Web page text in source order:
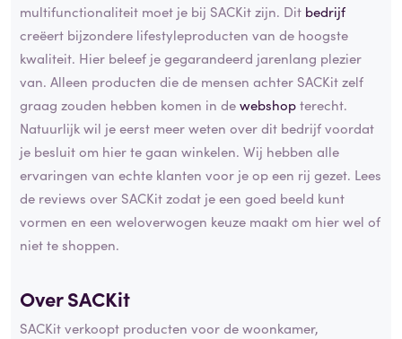
multifunctionaliteit moet je bij SACKit zijn. Dit bedrijf
creëert bijzondere lifestyleproducten van de hoogste
kwaliteit. Hier beleef je gegarandeerd jarenlang plezier
van. Alleen producten die de mensen achter SACKit zelf
graag zouden hebben komen in dewebshopterecht.
Natuurlijk wil je eerst meer weten over dit bedrijf voordat
je besluit om hier te gaan winkelen. Wij hebben alle
ervaringen van echte klanten voor je op een rij gezet. Lees
de reviews over SACKit zodat je een goed beeld kunt
vormen en een weloverwogen keuze maakt om hier wel of
niet te shoppen.
Over SACKit
SACKit verkoopt producten voor de woonkamer,